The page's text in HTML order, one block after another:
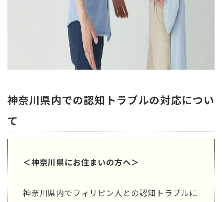
神奈川県内での認知トラブルの対応につい
て
＜神奈川県にお住まいの方へ＞
神奈川県内でフィリピン人との認知トラブルに